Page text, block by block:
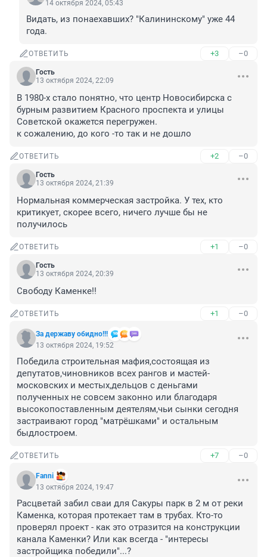
14 октября 2024, 05:43
Видать, из понаехавших? "Калининскому" уже 44
года.
ОТВЕТИТЬ +3 –0
Гость
13 октября 2024, 22:09
В 1980-х стало понятно, что центр Новосибирска с
бурным развитием Красного проспекта и улицы
Советской окажется перегружен.
к сожалению, до кого -то так и не дошло
ОТВЕТИТЬ +2 –0
Гость
13 октября 2024, 21:39
Нормальная коммерческая застройка. У тех, кто
критикует, скорее всего, ничего лучше бы не
получилось
ОТВЕТИТЬ +1 –0
Гость
13 октября 2024, 20:39
Свободу Каменке!!
ОТВЕТИТЬ +1 –0
За державу обидно!!!
13 октября 2024, 19:52
Победила строительная мафия,состоящая из
депутатов,чиновников всех рангов и мастей-
московских и местых,дельцов с деньгами
полученных не совсем законно или благодаря
высокопоставленным деятелям,чьи сынки сегодня
застраивают город "матрёшками" и остальным
быдлостроем.
ОТВЕТИТЬ +7 –0
Fanni
13 октября 2024, 19:47
Расцветай забил сваи для Сакуры парк в 2 м от реки
Каменка, которая протекает там в трубах. Кто-то
проверял проект - как это отразится на конструкции
канала Каменки? Или как всегда - "интересы
застройщика победили"...?